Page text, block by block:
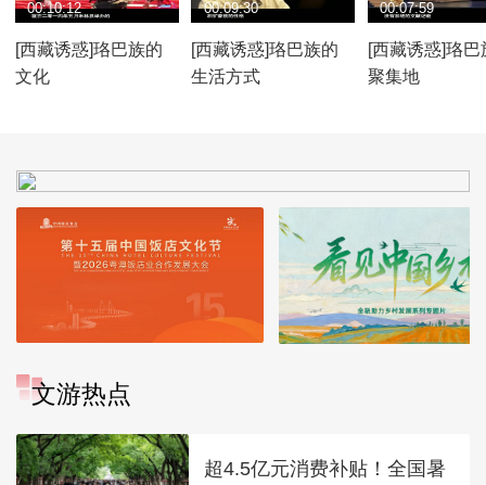
[西藏诱惑]珞巴族的
文化
00:10:12
[西藏诱惑]珞巴族的
生活方式
00:09:30
[西藏诱惑]珞巴
聚集地
00:07:59
文游热点
超4.5亿元消费补贴！全国暑